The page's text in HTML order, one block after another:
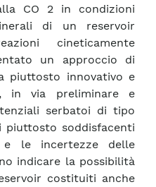
CO 2 in condizioni
di un reservoir
cineticamente
un approccio di
piuttosto innovativo e
in via preliminare e
serbatoi di tipo
soddisfacenti
le incertezze delle
indicare la possibilità
costituiti anche